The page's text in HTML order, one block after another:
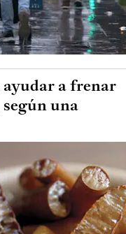
ayudar a frenar
una